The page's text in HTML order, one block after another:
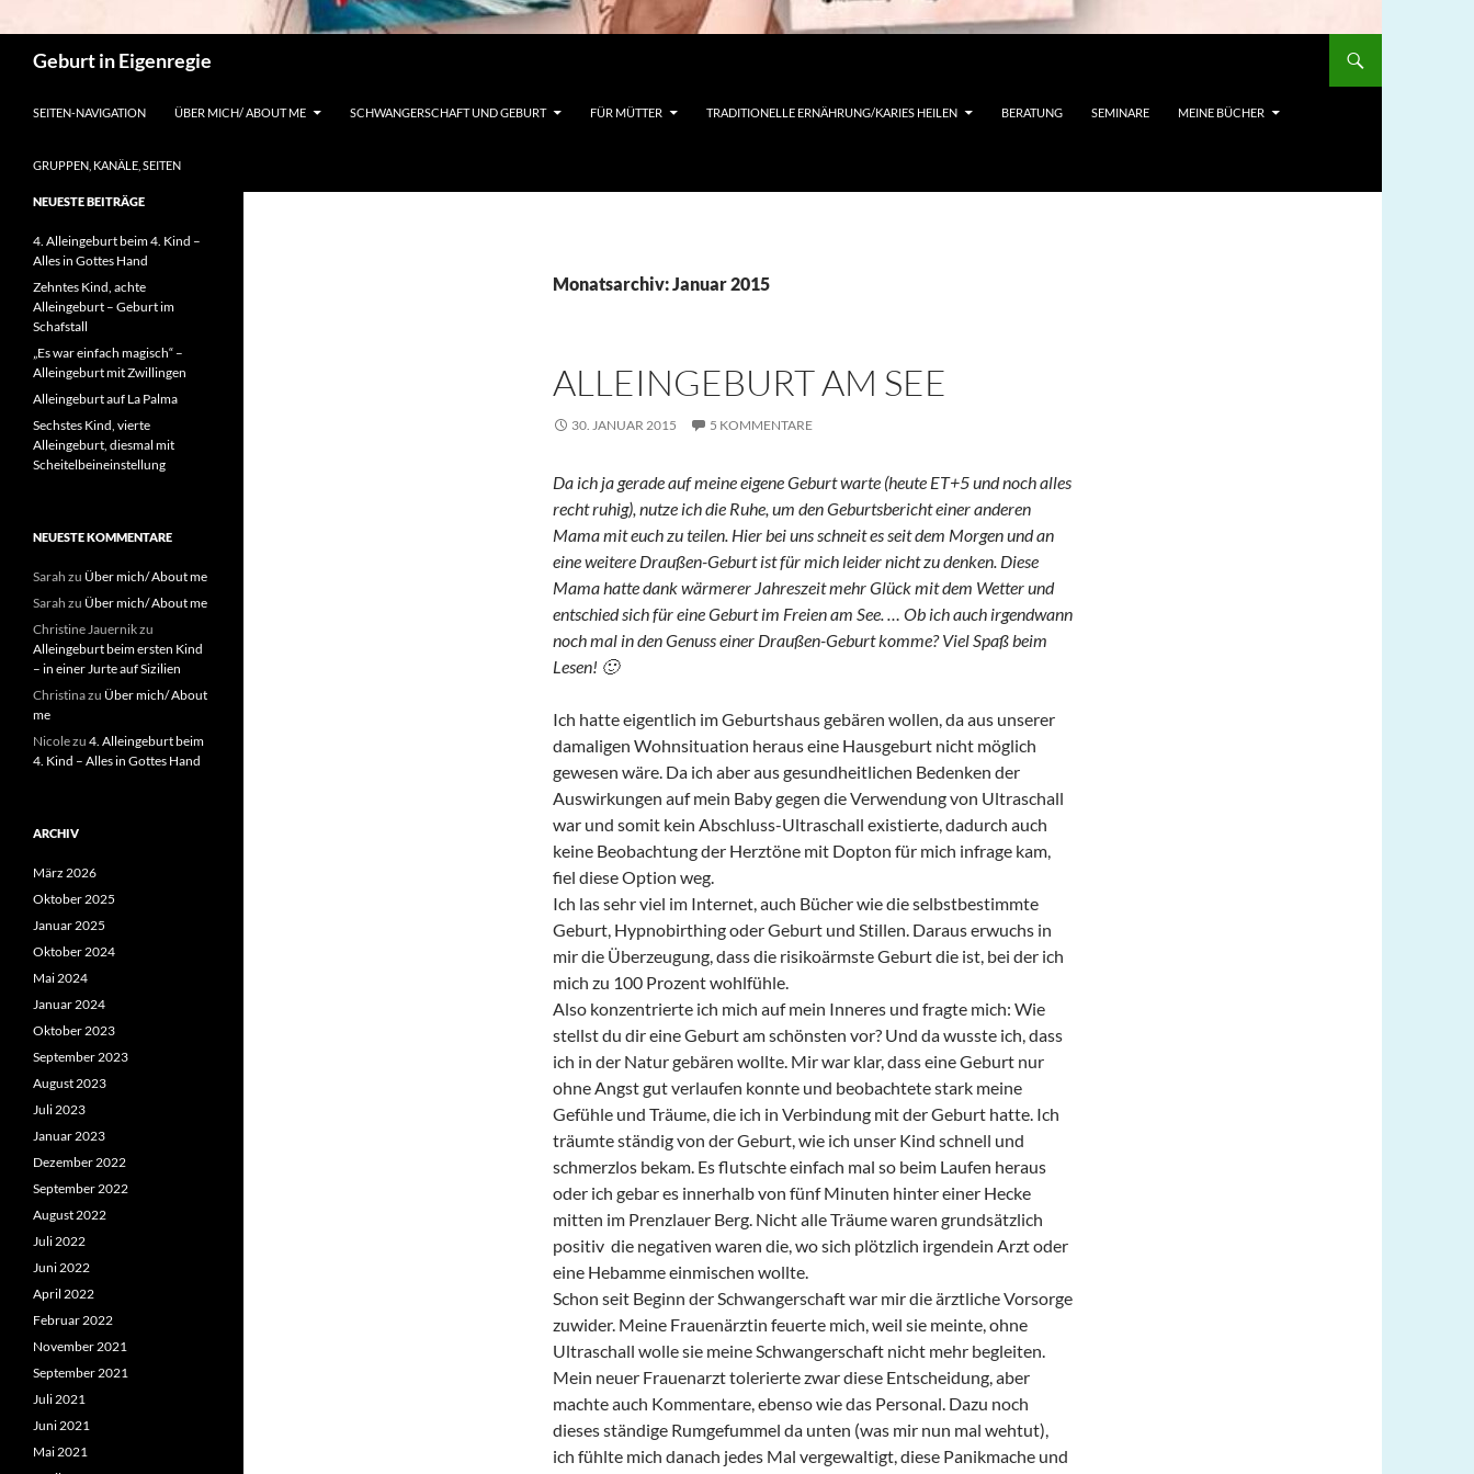
Geburt in Eigenregie
SEITEN-NAVIGATION ÜBER MICH/ ABOUT ME SCHWANGERSCHAFT UND GEBURT FÜR MÜTTER TRADITIONELLE ERNÄHRUNG/KARIES HEILEN BERATUNG SEMINARE MEINE BÜCHER
GRUPPEN, KANÄLE, SEITEN
Monatsarchiv: Januar 2015
ALLEINGEBURT AM SEE
30. JANUAR 2015 5 KOMMENTARE
Da ich ja gerade auf meine eigene Geburt warte (heute ET+5 und noch alles
recht ruhig), nutze ich die Ruhe, um den Geburtsbericht einer anderen
Mama mit euch zu teilen. Hier bei uns schneit es seit dem Morgen und an
eine weitere Draußen-Geburt ist für mich leider nicht zu denken. Diese
Mama hatte dank wärmerer Jahreszeit mehr Glück mit dem Wetter und
entschied sich für eine Geburt im Freien am See. … Ob ich auch irgendwann
noch mal in den Genuss einer Draußen-Geburt komme? Viel Spaß beim
Lesen! 🙂
Ich hatte eigentlich im Geburtshaus gebären wollen, da aus unserer
damaligen Wohnsituation heraus eine Hausgeburt nicht möglich
gewesen wäre. Da ich aber aus gesundheitlichen Bedenken der
Auswirkungen auf mein Baby gegen die Verwendung von Ultraschall
war und somit kein Abschluss-Ultraschall existierte, dadurch auch
keine Beobachtung der Herztöne mit Dopton für mich infrage kam,
fiel diese Option weg.
Ich las sehr viel im Internet, auch Bücher wie die selbstbestimmte
Geburt, Hypnobirthing oder Geburt und Stillen. Daraus erwuchs in
mir die Überzeugung, dass die risikoärmste Geburt die ist, bei der ich
mich zu 100 Prozent wohlfühle.
Also konzentrierte ich mich auf mein Inneres und fragte mich: Wie
stellst du dir eine Geburt am schönsten vor? Und da wusste ich, dass
ich in der Natur gebären wollte. Mir war klar, dass eine Geburt nur
ohne Angst gut verlaufen konnte und beobachtete stark meine
Gefühle und Träume, die ich in Verbindung mit der Geburt hatte. Ich
träumte ständig von der Geburt, wie ich unser Kind schnell und
schmerzlos bekam. Es flutschte einfach mal so beim Laufen heraus
oder ich gebar es innerhalb von fünf Minuten hinter einer Hecke
mitten im Prenzlauer Berg. Nicht alle Träume waren grundsätzlich
positiv  die negativen waren die, wo sich plötzlich irgendein Arzt oder
eine Hebamme einmischen wollte.
Schon seit Beginn der Schwangerschaft war mir die ärztliche Vorsorge
zuwider. Meine Frauenärztin feuerte mich, weil sie meinte, ohne
Ultraschall wolle sie meine Schwangerschaft nicht mehr begleiten.
Mein neuer Frauenarzt tolerierte zwar diese Entscheidung, aber
machte auch Kommentare, ebenso wie das Personal. Dazu noch
dieses ständige Rumgefummel da unten (was mir nun mal wehtut),
ich fühlte mich danach jedes Mal vergewaltigt, diese Panikmache und
NEUESTE BEITRÄGE
4. Alleingeburt beim 4. Kind –
Alles in Gottes Hand
Zehntes Kind, achte
Alleingeburt – Geburt im
Schafstall
„Es war einfach magisch“ –
Alleingeburt mit Zwillingen
Alleingeburt auf La Palma
Sechstes Kind, vierte
Alleingeburt, diesmal mit
Scheitelbeineinstellung
NEUESTE KOMMENTARE
Sarah zu Über mich/ About me
Sarah zu Über mich/ About me
Christine Jauernikzu
Alleingeburt beim ersten Kind
– in einer Jurte auf Sizilien
Christinazu Über mich/ About
me
Nicolezu 4. Alleingeburt beim
4. Kind – Alles in Gottes Hand
ARCHIV
März 2026
Oktober 2025
Januar 2025
Oktober 2024
Mai 2024
Januar 2024
Oktober 2023
September 2023
August 2023
Juli 2023
Januar 2023
Dezember 2022
September 2022
August 2022
Juli 2022
Juni 2022
April 2022
Februar 2022
November 2021
September 2021
Juli 2021
Juni 2021
Mai 2021